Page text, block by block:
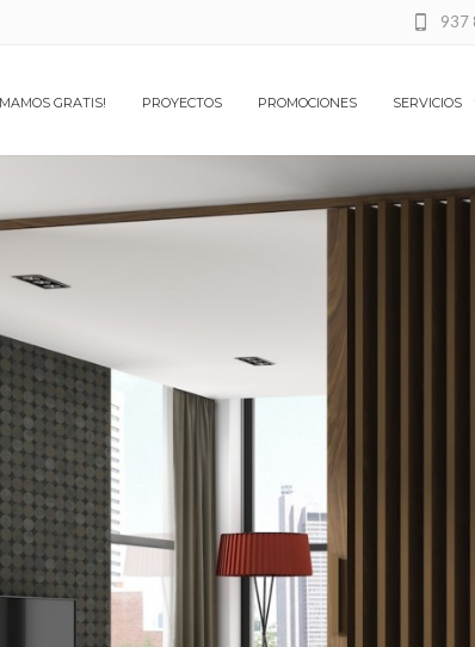
937
GRATIS! PROYECTOS PROMOCIONES SERVICIOS